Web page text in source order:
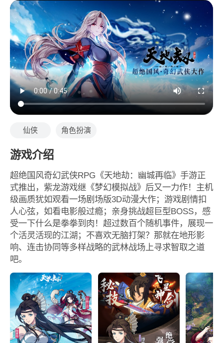
仙侠 角色扮演
游戏介绍
超绝国风奇幻武侠RPG《天地劫：幽城再临》手游正
式推出，紫龙游戏继《梦幻模拟战》后又一力作！主机
级画质犹如观看一场剧场版3D动漫大作；游戏剧情扣
人心弦，如看电影般过瘾；亲身挑战超巨型BOSS，感
受一下什么是拳拳到肉！超过数百个随机事件，展现一
个活灵活现的江湖；不喜欢无脑打架？那就在地形影
响、连击协同等多样战略的武林战场上寻求智取之道
吧。